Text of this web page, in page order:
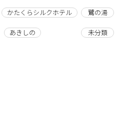
かたくらシルクホテル 鷺の湯
あきしの 未分類